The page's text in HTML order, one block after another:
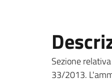
Sezione
33/2013.